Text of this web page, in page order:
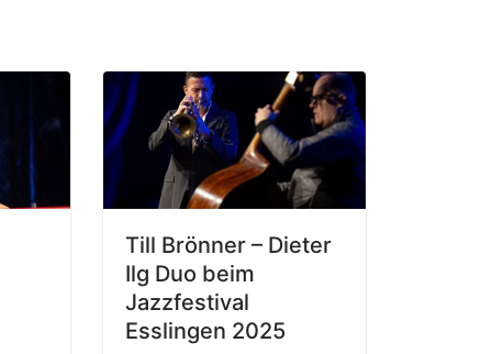
Till Brönner – Dieter
Ilg Duo beim
Jazzfestival
Esslingen 2025